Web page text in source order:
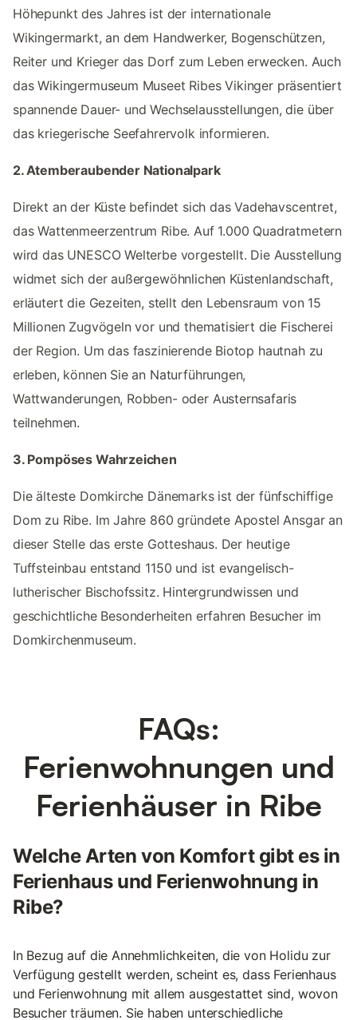
Höhepunkt des Jahres ist der internationale
Wikingermarkt, an dem Handwerker, Bogenschützen,
Reiter und Krieger das Dorf zum Leben erwecken. Auch
das Wikingermuseum Museet Ribes Vikinger präsentiert
spannende Dauer- und Wechselausstellungen, die über
das kriegerische Seefahrervolk informieren.
2. Atemberaubender Nationalpark
Direkt an der Küste befindet sich das Vadehavscentret,
das Wattenmeerzentrum Ribe. Auf 1.000 Quadratmetern
wird das UNESCO Welterbe vorgestellt. Die Ausstellung
widmet sich der außergewöhnlichen Küstenlandschaft,
erläutert die Gezeiten, stellt den Lebensraum von 15
Millionen Zugvögeln vor und thematisiert die Fischerei
der Region. Um das faszinierende Biotop hautnah zu
erleben, können Sie an Naturführungen,
Wattwanderungen, Robben- oder Austernsafaris
teilnehmen.
3. Pompöses Wahrzeichen
Die älteste Domkirche Dänemarks ist der fünfschiffige
Dom zu Ribe. Im Jahre 860 gründete Apostel Ansgar an
dieser Stelle das erste Gotteshaus. Der heutige
Tuffsteinbau entstand 1150 und ist evangelisch-
lutherischer Bischofssitz. Hintergrundwissen und
geschichtliche Besonderheiten erfahren Besucher im
Domkirchenmuseum.
FAQs:
Ferienwohnungen und
Ferienhäuser in Ribe
Welche Arten von Komfort gibt es in
Ferienhaus und Ferienwohnung in
Ribe?
In Bezug auf die Annehmlichkeiten, die von Holidu zur
Verfügung gestellt werden, scheint es, dass Ferienhaus
und Ferienwohnung mit allem ausgestattet sind, wovon
Besucher träumen. Sie haben unterschiedliche